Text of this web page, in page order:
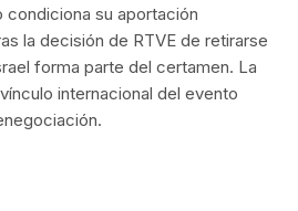
condiciona su aportación
la decisión de RTVE de retirarse
forma parte del certamen. La
internacional del evento